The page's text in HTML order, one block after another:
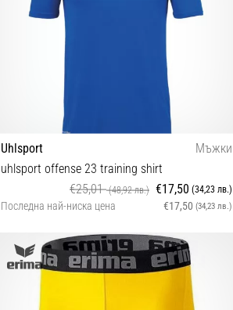
Uhlsport
Мъжки
uhlsport offense 23 training shirt
€25,01(48,92 лв.) €17,50 (34,23 лв.)
Последна най-ниска цена €17,50 (34,23 лв.)
L